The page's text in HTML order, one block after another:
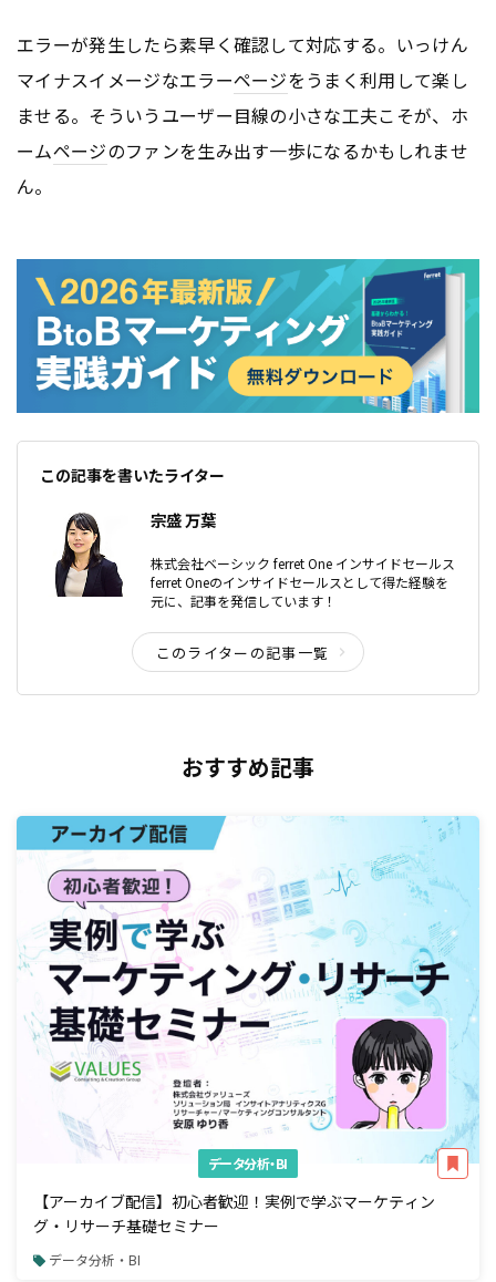
エラーが発生したら素早く確認して対応する。いっけん
マイナスイメージなエラーページをうまく利用して楽し
ませる。そういうユーザー目線の小さな工夫こそが、ホ
ームページのファンを生み出す一歩になるかもしれませ
ん。
この記事を書いたライター
宗盛 万葉
株式会社ベーシック ferret One インサイドセールス
ferret Oneのインサイドセールスとして得た経験を
元に、記事を発信しています！
このライターの記事一覧
おすすめ記事
データ分析・BI
【アーカイブ配信】初心者歓迎！実例で学ぶマーケティン
グ・リサーチ基礎セミナー
データ分析・BI